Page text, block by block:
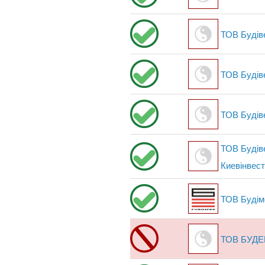
ТОВ
ТОВ
ТОВ
ТОВ
ТОВ
ТОВ